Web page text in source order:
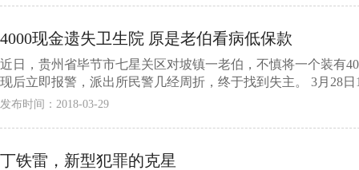
4000现金遗失卫生院 原是老伯看病低保款
近日，贵州省毕节市七星关区对坡镇一老伯，不慎将一个装有
现后立即报警，派出所民警几经周折，终于找到失主。 3月28
发布时间：2018-03-29
丁铁雷，新型犯罪的克星